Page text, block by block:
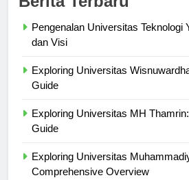
Pengenalan Universitas Teknologi
Exploring Universitas
Exploring Universitas MH Thamrin:
Exploring Universitas